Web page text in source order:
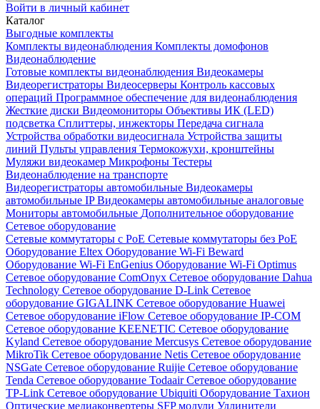
Войти в личный кабинет
Каталог
Выгодные комплекты
Комплекты видеонаблюдения Комплекты домофонов
Видеонаблюдение
Готовые комплекты видеонаблюдения Видеокамеры
Видеорегистраторы Видеосерверы Контроль кассовых
операций Программное обеспечение для видеонаблюдения
Жесткие диски Видеомониторы Объективы ИК (LED)
подсветка Сплиттеры, инжекторы Передача сигнала
Устройства обработки видеосигнала Устройства защиты
линий Пульты управления Термокожухи, кронштейны
Муляжи видеокамер Микрофоны Тестеры
Видеонаблюдение на транспорте
Видеорегистраторы автомобильные Видеокамеры
автомобильные IPВидеокамеры автомобильные аналоговые
Мониторы автомобильные Дополнительное оборудование
Сетевое оборудование
Сетевые коммутаторы с РоЕ Сетевые коммутаторы без РоЕ
Оборудование Eltex Оборудование Wi-Fi Beward
Оборудование Wi-Fi EnGenius Оборудование Wi-Fi Optimus
Сетевое оборудование ComOnyx Сетевое оборудование Dahua
Technology Сетевое оборудование D-Link Сетевое
оборудование GIGALINK Сетевое оборудование Huawei
Сетевое оборудование iFlow Сетевое оборудование IP-COM
Сетевое оборудование KEENETIC Сетевое оборудование
Kyland Сетевое оборудование Mercusys Сетевое оборудование
MikroTik Сетевое оборудование Netis Сетевое оборудование
NSGate Сетевое оборудование Ruijie Сетевое оборудование
Tenda Сетевое оборудование TodaairСетевое оборудование
TP-Link Сетевое оборудование Ubiquiti Оборудование Тахион
Оптические медиаконвертеры SFP модули Удлинители